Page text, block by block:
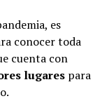
es
conocer toda
cuenta con
lugarespara